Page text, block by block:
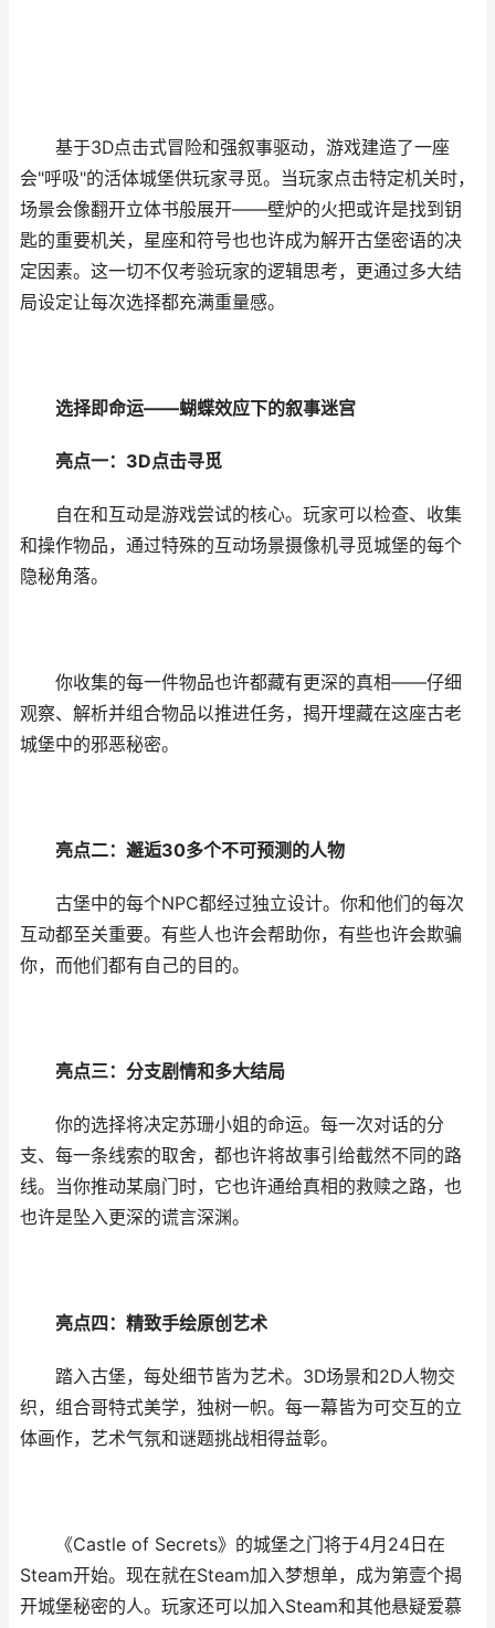
基于3D点击式冒险和强叙事驱动，游戏建造了一座
会"呼吸"的活体城堡供玩家寻觅。当玩家点击特定机关时，
场景会像翻开立体书般展开——壁炉的火把或许是找到钥
匙的重要机关，星座和符号也也许成为解开古堡密语的决
定因素。这一切不仅考验玩家的逻辑思考，更通过多大结
局设定让每次选择都充满重量感。
选择即命运——蝴蝶效应下的叙事迷宫
亮点一：3D点击寻觅
自在和互动是游戏尝试的核心。玩家可以检查、收集
和操作物品，通过特殊的互动场景摄像机寻觅城堡的每个
隐秘角落。
你收集的每一件物品也许都藏有更深的真相——仔细
观察、解析并组合物品以推进任务，揭开埋藏在这座古老
城堡中的邪恶秘密。
亮点二：邂逅30多个不可预测的人物
古堡中的每个NPC都经过独立设计。你和他们的每次
互动都至关重要。有些人也许会帮助你，有些也许会欺骗
你，而他们都有自己的目的。
亮点三：分支剧情和多大结局
你的选择将决定苏珊小姐的命运。每一次对话的分
支、每一条线索的取舍，都也许将故事引给截然不同的路
线。当你推动某扇门时，它也许通给真相的救赎之路，也
也许是坠入更深的谎言深渊。
亮点四：精致手绘原创艺术
踏入古堡，每处细节皆为艺术。3D场景和2D人物交
织，组合哥特式美学，独树一帜。每一幕皆为可交互的立
体画作，艺术气氛和谜题挑战相得益彰。
《Castle of Secrets》的城堡之门将于4月24日在
Steam开始。现在就在Steam加入梦想单，成为第壹个揭
开城堡秘密的人。玩家还可以加入Steam和其他悬疑爱慕